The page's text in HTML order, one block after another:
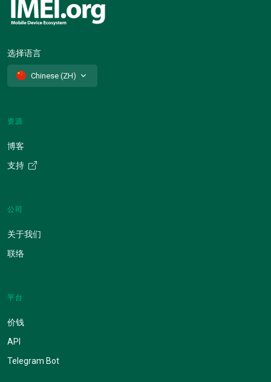
选择语言
Chinese (ZH)
资源
博客
支持
公司
关于我们
联络
平台
价钱
API
Telegram Bot